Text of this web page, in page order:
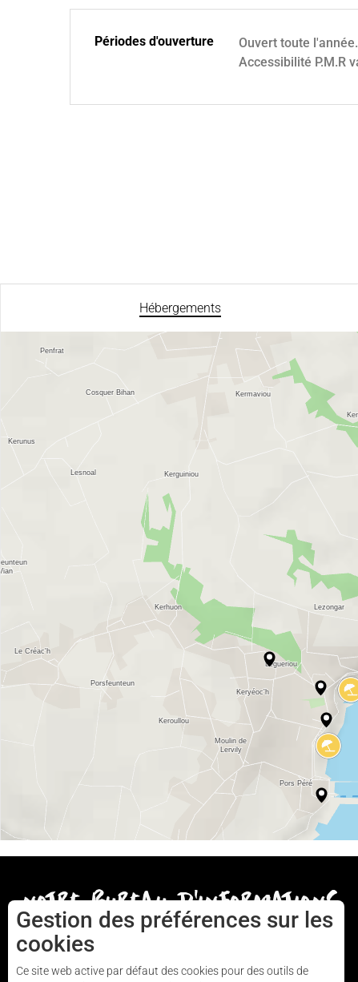
Périodes d'ouverture
Ouvert toute
Accessibilité P.M.R
Hébergements
notre bureau d'informations
Gestion des préférences sur les
cookies
Ce site web active par défaut des cookies pour des outils de